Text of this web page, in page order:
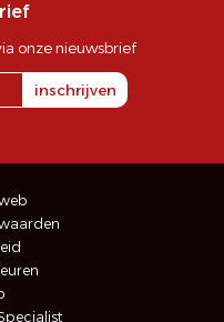
onze nieuwsbrief
inschrijven